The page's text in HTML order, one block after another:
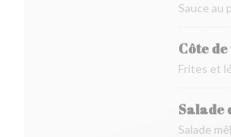
Sauce au
Côte
Frites et
Salade
Salade